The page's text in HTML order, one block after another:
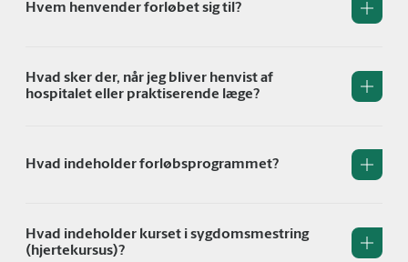
Hvem henvender forløbet sig til?
Hvad sker der, når jeg bliver henvist af
hospitalet eller praktiserende læge?
Hvad indeholder forløbsprogrammet?
Hvad indeholder kurset i sygdomsmestring
(hjertekursus)?